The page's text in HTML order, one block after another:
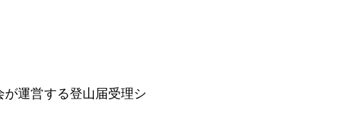
運営する登山届受理シ